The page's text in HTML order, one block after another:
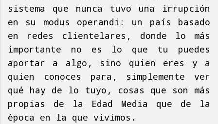
sistema que nunca tuvo una irrupción
en su modus operandi: un país basado
en redes clientelares, donde lo más
importante no es lo que tu puedes
aportar a algo, sino quien eres y a
quien conoces para, simplemente ver
qué hay de lo tuyo, cosas que son más
propias de la Edad Media que de la
época en la que vivimos.